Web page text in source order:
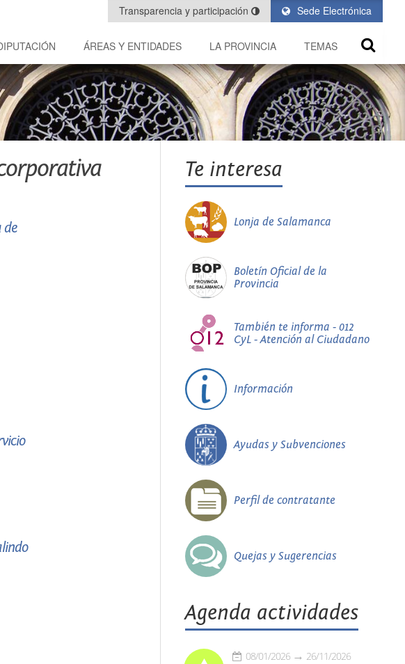
Sede Electrónica
Transparencia y participación
ÁREAS Y ENTIDADES LA PROVINCIA TEMAS
de
Te interesa
Lonja de Salamanca
Boletín Oficial de la
Provincia
También te informa - 012
CyL - Atención al Ciudadano
Información
Ayudas y Subvenciones
Perfil de contratante
Quejas y Sugerencias
Agenda actividades
08/01/2026 26/11/2026